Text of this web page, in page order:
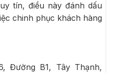
tín, điều này đánh dấu
chinh phục khách hàng
Đường B1, Tây Thạnh,